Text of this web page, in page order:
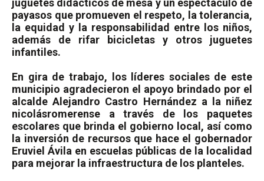
juguetes didácticos de mesa y un espectáculo de
payasos que promueven el respeto, la tolerancia,
la equidad y la responsabilidad entre los niños,
además de rifar bicicletas y otros juguetes
infantiles.
En gira de trabajo, los líderes sociales de este
municipio agradecieron el apoyo brindado por el
alcalde Alejandro Castro Hernández a la niñez
nicolásromerense a través de los paquetes
escolares que brinda el gobierno local, así como
la inversión de recursos que hace el gobernador
Eruviel Ávila en escuelas públicas de la localidad
para mejorar la infraestructura de los planteles.